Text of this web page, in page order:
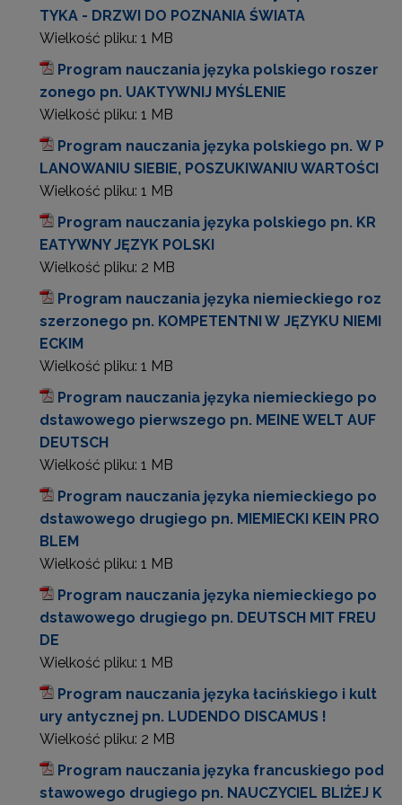
TYKA - DRZWI DO POZNANIA ŚWIATA
Wielkość pliku: 1 MB
Program nauczania języka polskiego roszer
zonego pn. UAKTYWNIJ MYŚLENIE
Wielkość pliku: 1 MB
Program nauczania języka polskiego pn. W P
LANOWANIU SIEBIE, POSZUKIWANIU WARTOŚCI
Wielkość pliku: 1 MB
Program nauczania języka polskiego pn. KR
EATYWNY JĘZYK POLSKI
Wielkość pliku: 2 MB
Program nauczania języka niemieckiego roz
szerzonego pn. KOMPETENTNI W JĘZYKU NIEMI
ECKIM
Wielkość pliku: 1 MB
Program nauczania języka niemieckiego po
dstawowego pierwszego pn. MEINE WELT AUF
DEUTSCH
Wielkość pliku: 1 MB
Program nauczania języka niemieckiego po
dstawowego drugiego pn. MIEMIECKI KEIN PRO
BLEM
Wielkość pliku: 1 MB
Program nauczania języka niemieckiego po
dstawowego drugiego pn. DEUTSCH MIT FREU
DE
Wielkość pliku: 1 MB
Program nauczania języka łacińskiego i kult
ury antycznej pn. LUDENDO DISCAMUS !
Wielkość pliku: 2 MB
Program nauczania języka francuskiego pod
stawowego drugiego pn. NAUCZYCIEL BLIŻEJ K